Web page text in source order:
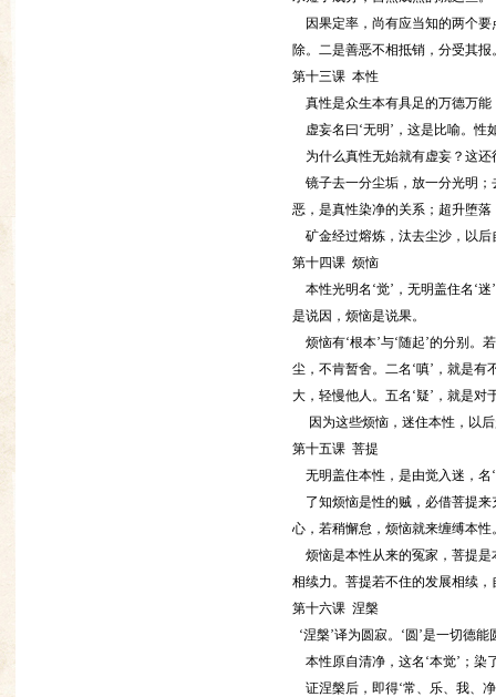
因果定率，尚有应当知的两个要
除。二是善恶不相抵销，分受其
第十三课 本性
真性是众生本有具足的万德万能
虚妄名曰‘无明’，这是比喻。性
为什么真性无始就有虚妄？这还
镜子去一分尘垢，放一分光明；
恶，是真性染净的关系；超升堕
矿金经过熔炼，汰去尘沙，以后
第十四课 烦恼
本性光明名‘觉’，无明盖住名‘
是说因，烦恼是说果。
烦恼有‘根本’与‘随起’的分别。
尘，不肯暂舍。二名‘嗔’，就是有
大，轻慢他人。五名‘疑’，就是
因为这些烦恼，迷住本性，以后
第十五课 菩提
无明盖住本性，是由觉入迷，名
了知烦恼是性的贼，必借菩提来
心，若稍懈怠，烦恼就来缠缚本性
烦恼是本性从来的冤家，菩提是
相续力。菩提若不住的发展相续
第十六课 涅槃
‘涅槃’译为圆寂。‘圆’是一切德
本性原自清净，这名‘本觉’；染
证涅槃后，即得‘常、乐、我、